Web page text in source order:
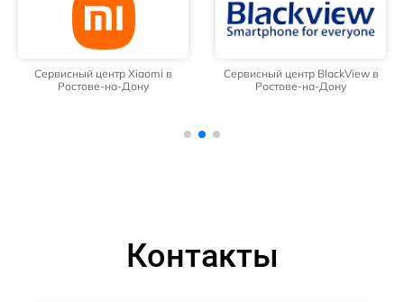
Сервисный центр Xiaomi в
Ростове-на-Дону
Сервисный центр BlackView в
Ростове-на-Дону
Контакты